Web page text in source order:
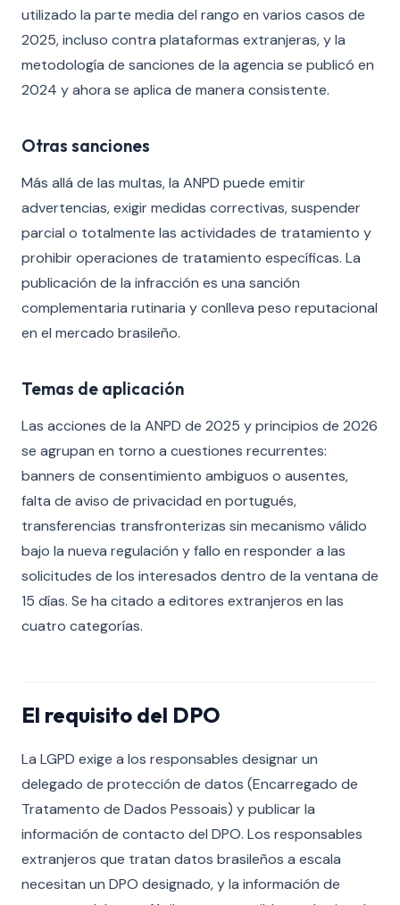
utilizado la parte media del rango en varios casos de
2025, incluso contra plataformas extranjeras, y la
metodología de sanciones de la agencia se publicó en
2024 y ahora se aplica de manera consistente.
Otras sanciones
Más allá de las multas, la ANPD puede emitir
advertencias, exigir medidas correctivas, suspender
parcial o totalmente las actividades de tratamiento y
prohibir operaciones de tratamiento específicas. La
publicación de la infracción es una sanción
complementaria rutinaria y conlleva peso reputacional
en el mercado brasileño.
Temas de aplicación
Las acciones de la ANPD de 2025 y principios de 2026
se agrupan en torno a cuestiones recurrentes:
banners de consentimiento ambiguos o ausentes,
falta de aviso de privacidad en portugués,
transferencias transfronterizas sin mecanismo válido
bajo la nueva regulación y fallo en responder a las
solicitudes de los interesados dentro de la ventana de
15 días. Se ha citado a editores extranjeros en las
cuatro categorías.
El requisito del DPO
La LGPD exige a los responsables designar un
delegado de protección de datos (Encarregado de
Tratamento de Dados Pessoais) y publicar la
información de contacto del DPO. Los responsables
extranjeros que tratan datos brasileños a escala
necesitan un DPO designado, y la información de